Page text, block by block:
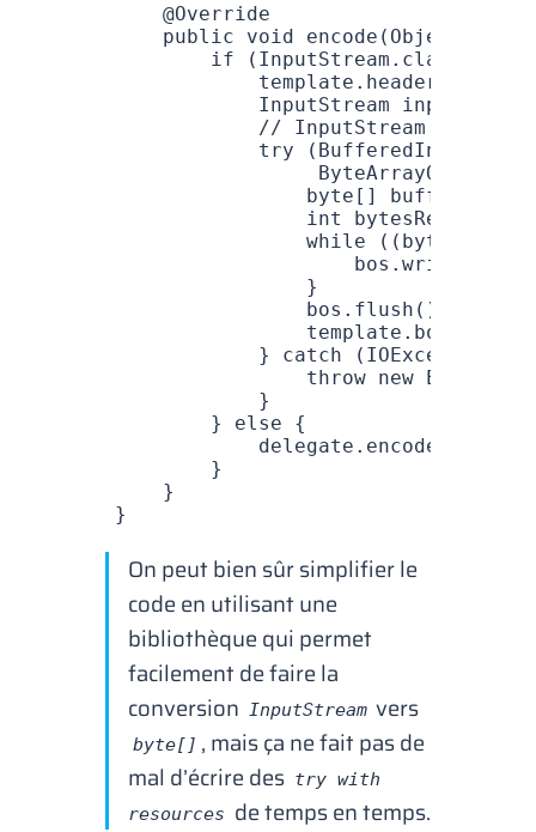
    @
Override
    public
void encode ( Object
        if
( InputStream . class
            template
. header
            InputStream
inputStream
// InputStream to
            try
(
                byte
[] buffer
                int
bytesRead
                while
((bytesRead
                    bos
. write
                }
                bos
. flush ();
                template
. body
            }
catch ( IOException
                throw
new
            }
        }
else {
            delegate
. encode
        }
    }
}
On peut bien sûr simplifier le
code en utilisant une
bibliothèque qui permet
facilement de faire la
conversion InputStream vers
byte[] , mais ça ne fait pas de
mal d’écrire des try with
resources de temps en temps.